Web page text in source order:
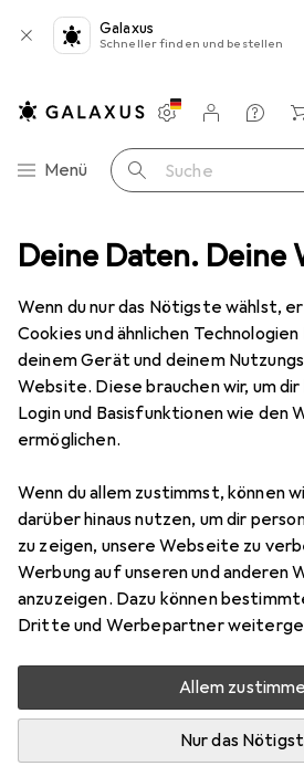
Deine Daten. Deine
Wenn du nur das Nötigste wählst,
Cookies und ähnlichen
deinem Gerät und deinem
Website. Diese brauchen wir, um dir
Login und Basisfunktionen wie den
ermöglichen.
Wenn du allem zustimmst, können
darüber hinaus nutzen, um dir
zu zeigen, unsere Webseite zu
Werbung auf unseren und anderen
anzuzeigen. Dazu können
Dritte und Werbepartner
Allem
Nur das
Galaxus
Schneller finden und bestellen
Navigation nach Kategorien
Menü Suche
Einstellungen
Kundenkonto
Vergleichslisten
Merklisten
Warenkorb
IT + Multimedia Netzwerk
Ausverkauf